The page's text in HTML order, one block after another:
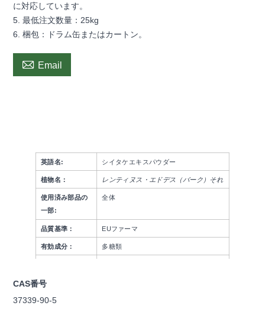
に対応しています。
5. 最低注文数量：25kg
6. 梱包：ドラム缶またはカートン。
 Email
英語名: シイタケエキスパウダー
植物名： レンティヌス・エドデス （バーク ） それ
使用済み部品の
一部:
全体
品質基準： EUファーマ
有効成分： 多糖類
CAS番号
37339-90-5